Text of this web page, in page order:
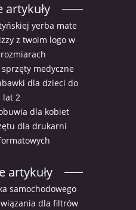
artykuły
yerba mate
z twoim logo w
medyczne
dla dzieci do
lat 2
dla kobiet
dla drukarni
artykuły
samochodowego
dla filtrów